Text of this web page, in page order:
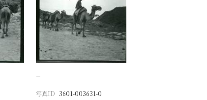
−
写真ID 3601-003631-0